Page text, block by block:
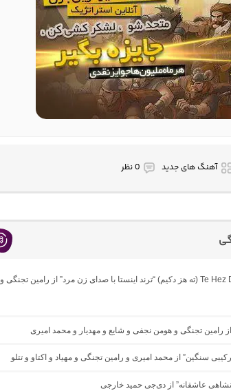
آهنگ های جدید 0 نظر
دانلود ریمیکس کُردی ترکی Te Hez Dikim (ته هز دکیم) “ترند اینستا با صدای زن مرد” از رامین تجنگی و
رامین تجنگی و هومن نجفی و شایع و مهدیار و محمد امیری
سنگین” از محمد امیری و رامین تجنگی و مهیاد و اکتاو و تتلو
عاشقانه” از دی‌جی حمید خارجی